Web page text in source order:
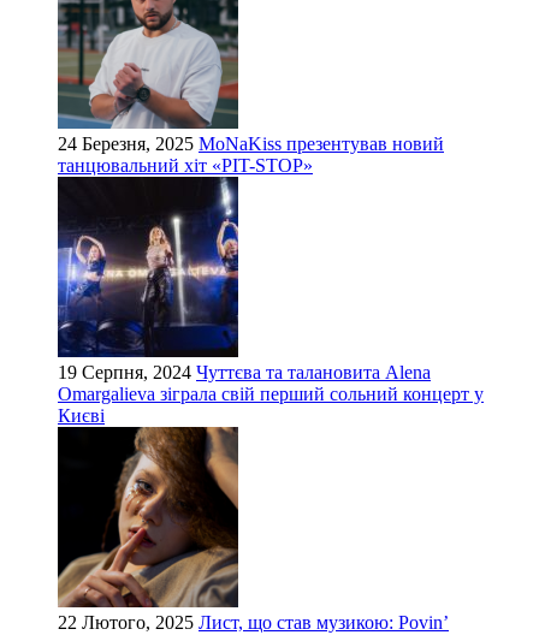
24 Березня, 2025 MoNaKiss презентував новий
танцювальний хіт «PIT-STOP»
19 Серпня, 2024 Чуттєва та талановита Alena
Omargalieva зіграла свій перший сольний концерт у
Києві
22 Лютого, 2025 Лист, що став музикою: Povin’